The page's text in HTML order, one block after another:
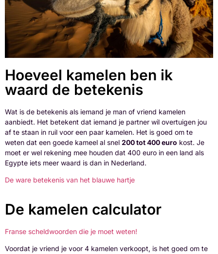
Hoeveel kamelen ben ik
waard de betekenis
Wat is de betekenis als iemand je man of vriend kamelen
aanbiedt. Het betekent dat iemand je partner wil overtuigen jou
af te staan in ruil voor een paar kamelen. Het is goed om te
weten dat een goede kameel al snel 200 tot 400 euro kost. Je
moet er wel rekening mee houden dat 400 euro in een land als
Egypte iets meer waard is dan in Nederland.
De ware betekenis van het blauwe hartje
De kamelen calculator
Franse scheldwoorden die je moet weten!
Voordat je vriend je voor 4 kamelen verkoopt, is het goed om te